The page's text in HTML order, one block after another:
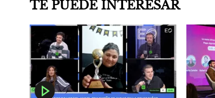
TE PUEDE INTERESAR